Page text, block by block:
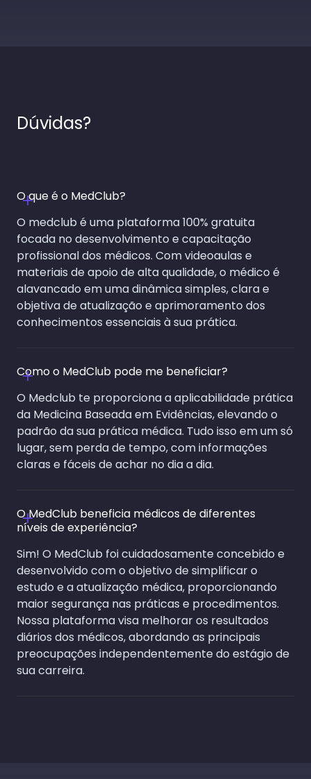
Dúvidas?
O que é o MedClub?
O medclub é uma plataforma 100% gratuita
focada no desenvolvimento e capacitação
profissional dos médicos. Com videoaulas e
materiais de apoio de alta qualidade, o médico é
alavancado em uma dinâmica simples, clara e
objetiva de atualização e aprimoramento dos
conhecimentos essenciais à sua prática.
Como o MedClub pode me beneficiar?
O Medclub te proporciona a aplicabilidade prática
da Medicina Baseada em Evidências, elevando o
padrão da sua prática médica. Tudo isso em um só
lugar, sem perda de tempo, com informações
claras e fáceis de achar no dia a dia.
O MedClub beneficia médicos de diferentes
níveis de experiência?
Sim! O MedClub foi cuidadosamente concebido e
desenvolvido com o objetivo de simplificar o
estudo e a atualização médica, proporcionando
maior segurança nas práticas e procedimentos.
Nossa plataforma visa melhorar os resultados
diários dos médicos, abordando as principais
preocupações independentemente do estágio de
sua carreira.